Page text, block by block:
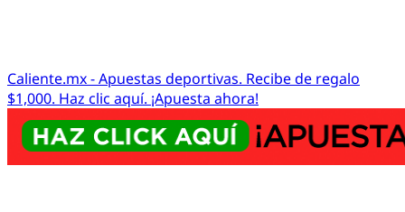
Caliente.mx - Apuestas deportivas. Recibe de regalo
$1,000. Haz clic aquí. ¡Apuesta ahora!